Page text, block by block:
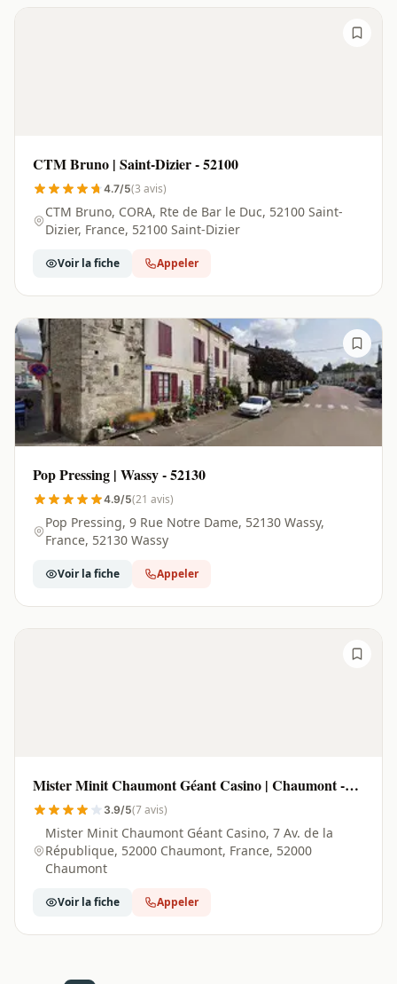
CTM Bruno | Saint-Dizier - 52100
4.7/5(3 avis)
CTM Bruno, CORA, Rte de Bar le Duc, 52100 Saint-
Dizier, France, 52100 Saint-Dizier
Voir la fiche Appeler
Pop Pressing | Wassy - 52130
4.9/5(21 avis)
Pop Pressing, 9 Rue Notre Dame, 52130 Wassy,
France, 52130 Wassy
Voir la fiche Appeler
Mister Minit Chaumont Géant Casino | Chaumont -
52000
3.9/5(7 avis)
Mister Minit Chaumont Géant Casino, 7 Av. de la
République, 52000 Chaumont, France, 52000
Chaumont
Voir la fiche Appeler